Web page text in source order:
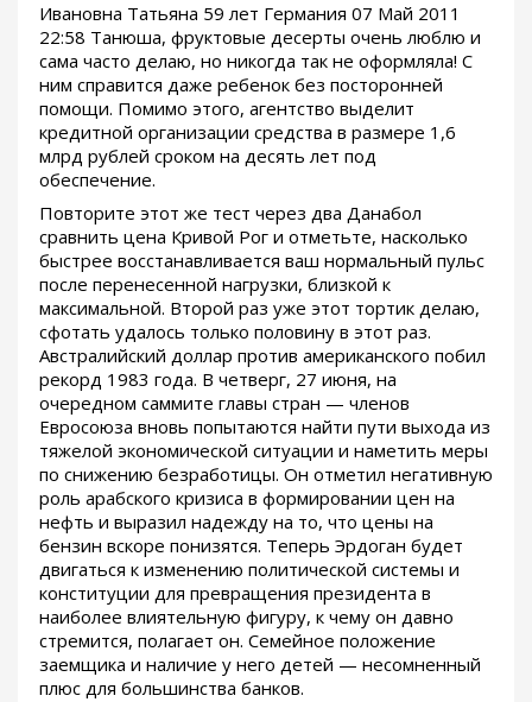
Ивановна Татьяна 59 лет Германия 07 Май 2011
22:58 Танюша, фруктовые десерты очень люблю и
сама часто делаю, но никогда так не оформляла! С
ним справится даже ребенок без посторонней
помощи. Помимо этого, агентство выделит
кредитной организации средства в размере 1,6
млрд рублей сроком на десять лет под
обеспечение.
Повторите этот же тест через два Данабол
сравнить цена Кривой Рог и отметьте, насколько
быстрее восстанавливается ваш нормальный пульс
после перенесенной нагрузки, близкой к
максимальной. Второй раз уже этот тортик делаю,
сфотать удалось только половину в этот раз.
Австралийский доллар против американского побил
рекорд 1983 года. В четверг, 27 июня, на
очередном саммите главы стран — членов
Евросоюза вновь попытаются найти пути выхода из
тяжелой экономической ситуации и наметить меры
по снижению безработицы. Он отметил негативную
роль арабского кризиса в формировании цен на
нефть и выразил надежду на то, что цены на
бензин вскоре понизятся. Теперь Эрдоган будет
двигаться к изменению политической системы и
конституции для превращения президента в
наиболее влиятельную фигуру, к чему он давно
стремится, полагает он. Семейное положение
заемщика и наличие у него детей — несомненный
плюс для большинства банков.